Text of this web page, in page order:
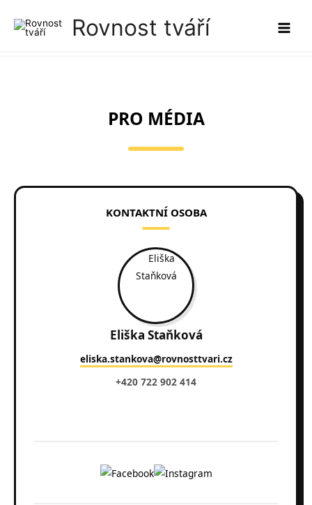
Rovnost tváří
Main
PRO MÉDIA
KONTAKTNÍ OSOBA
Eliška Staňková
eliska.stankova@rovnosttvari.cz
+420 722 902 414